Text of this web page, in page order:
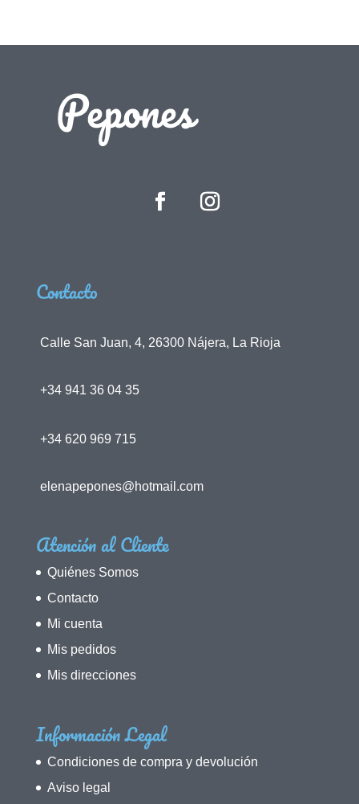
era:
es:
Contacto
Calle San Juan, 4, 26300 Nájera, La Rioja
+34 941 36 04 35
+34 620 969 715
elenapepones@hotmail.com
Atención al Cliente
Quiénes Somos
Contacto
Mi cuenta
Mis pedidos
Mis direcciones
Información Legal
Condiciones de compra y devolución
Aviso legal